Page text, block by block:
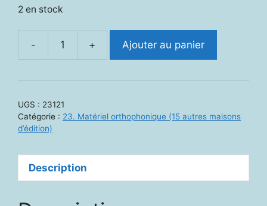
2 en stock
-
quantité
Canada
L'œil
+ Ajouter au panier
UGS : 23121
Catégorie : 23. Matériel orthophonique (15 autres maisons
d’édition)
Description